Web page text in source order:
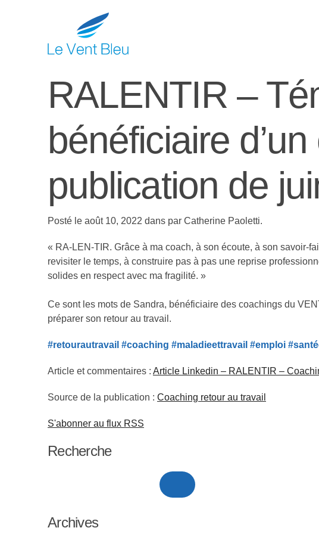
RALENTIR –
bénéficiaire
publication de
Posté le août 10, 2022 dans par Catherine Paoletti.
« RA-LEN-TIR. Grâce à ma coach, à son écoute, à son savoir-
revisiter le temps, à construire pas à pas une reprise
solides en respect avec ma fragilité. »
Ce sont les mots de Sandra, bénéficiaire des coachings du
préparer son retour au travail.
#retourautravail #coaching #maladieettravail #emploi
Article et commentaires : Article Linkedin – RALENTIR –
Source de la publication : Coaching retour au travail
S'abonner au flux RSS
Recherche
Archives